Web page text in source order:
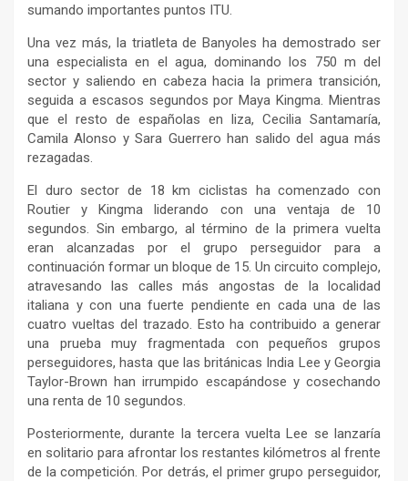
sumando importantes puntos ITU.
Una vez más, la triatleta de Banyoles ha demostrado ser
una especialista en el agua, dominando los 750 m del
sector y saliendo en cabeza hacia la primera transición,
seguida a escasos segundos por Maya Kingma. Mientras
que el resto de españolas en liza, Cecilia Santamaría,
Camila Alonso y Sara Guerrero han salido del agua más
rezagadas.
El duro sector de 18 km ciclistas ha comenzado con
Routier y Kingma liderando con una ventaja de 10
segundos. Sin embargo, al término de la primera vuelta
eran alcanzadas por el grupo perseguidor para a
continuación formar un bloque de 15. Un circuito complejo,
atravesando las calles más angostas de la localidad
italiana y con una fuerte pendiente en cada una de las
cuatro vueltas del trazado. Esto ha contribuido a generar
una prueba muy fragmentada con pequeños grupos
perseguidores, hasta que las británicas India Lee y Georgia
Taylor-Brown han irrumpido escapándose y cosechando
una renta de 10 segundos.
Posteriormente, durante la tercera vuelta Lee se lanzaría
en solitario para afrontar los restantes kilómetros al frente
de la competición. Por detrás, el primer grupo perseguidor,